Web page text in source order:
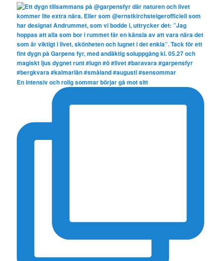
En intensiv och rolig sommar börjar gå mot sitt